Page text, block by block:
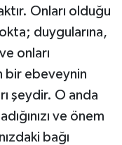
Onları olduğu
duygularına,
onları
bir ebeveynin
şeydir. O anda
ve önem
bağı